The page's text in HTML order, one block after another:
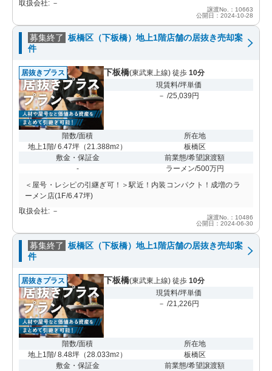
取扱会社: －
譲渡No.：10663
公開日：2024-10-28
募集終了 板橋区（下板橋）地上1階店舗の居抜き売却案
件
居抜きプラス 下板橋(東武東上線) 徒歩 10分
現賃料/坪単価
－ /25,039円
階数/面積
地上1階/ 6.47坪 （21.388m2 ）
所在地
板橋区
敷金・保証金
-
前業態/希望譲渡額
ラーメン/500万円
＜屋号・レシピの引継ぎ可！＞駅近！内装コンパクト！成増のラ
ーメン店(1F/6.47坪)
取扱会社: －
譲渡No.：10486
公開日：2024-06-30
募集終了 板橋区（下板橋）地上1階店舗の居抜き売却案
件
居抜きプラス 下板橋(東武東上線) 徒歩 10分
現賃料/坪単価
－ /21,226円
階数/面積
地上1階/ 8.48坪 （28.033m2 ）
所在地
板橋区
敷金・保証金
前業態/希望譲渡額